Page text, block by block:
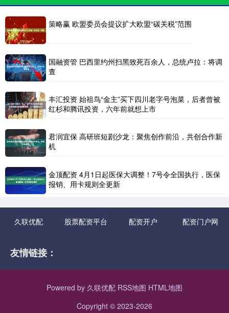
策略赢 欧盟委员会提议扩大欧盟“碳关税”范围
国融资管 巴西里约州扫黑致死百余人，总统卢拉：将调
查
丰汇投资 始祖鸟“金主”买下四川老字号泡菜，后者曾被
红杉和腾讯投资，六年前就想上市
君润宜保 高研班短剧沙龙：聚焦创作前沿，共创合作新
机
金顶配资 4月1日起医保大调整！7号令全国执行，医保
报销、用卡规则全更新
久联优配 股票配资平台 配资开户 配资门户网
友情链接：
Powered by 久联优配 RSS地图 HTML地图
Copyright © 2023-2026